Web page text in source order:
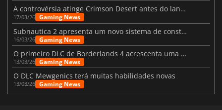
A controvérsia atinge Crimson Desert antes do lançamento
17/03/26 Gaming News
Subnautica 2 apresenta um novo sistema de construção de bases
16/03/26 Gaming News
O primeiro DLC de Borderlands 4 acrescenta uma nova personagem e muito mais
13/03/26 Gaming News
O DLC Mewgenics terá muitas habilidades novas
13/03/26 Gaming News